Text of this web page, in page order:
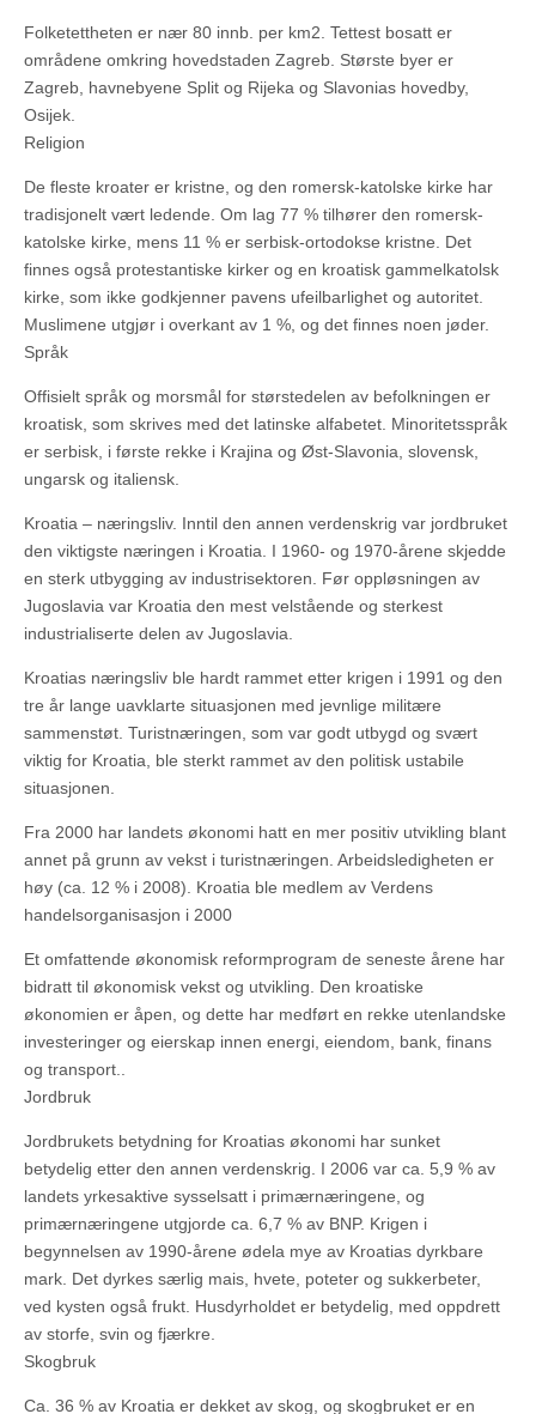
Folketettheten er nær 80 innb. per km2. Tettest bosatt er
områdene omkring hovedstaden Zagreb. Største byer er
Zagreb, havnebyene Split og Rijeka og Slavonias hovedby,
Osijek.
Religion
De fleste kroater er kristne, og den romersk-katolske kirke har
tradisjonelt vært ledende. Om lag 77 % tilhører den romersk-
katolske kirke, mens 11 % er serbisk-ortodokse kristne. Det
finnes også protestantiske kirker og en kroatisk gammelkatolsk
kirke, som ikke godkjenner pavens ufeilbarlighet og autoritet.
Muslimene utgjør i overkant av 1 %, og det finnes noen jøder.
Språk
Offisielt språk og morsmål for størstedelen av befolkningen er
kroatisk, som skrives med det latinske alfabetet. Minoritetsspråk
er serbisk, i første rekke i Krajina og Øst-Slavonia, slovensk,
ungarsk og italiensk.
Kroatia – næringsliv. Inntil den annen verdenskrig var jordbruket
den viktigste næringen i Kroatia. I 1960- og 1970-årene skjedde
en sterk utbygging av industrisektoren. Før oppløsningen av
Jugoslavia var Kroatia den mest velstående og sterkest
industrialiserte delen av Jugoslavia.
Kroatias næringsliv ble hardt rammet etter krigen i 1991 og den
tre år lange uavklarte situasjonen med jevnlige militære
sammenstøt. Turistnæringen, som var godt utbygd og svært
viktig for Kroatia, ble sterkt rammet av den politisk ustabile
situasjonen.
Fra 2000 har landets økonomi hatt en mer positiv utvikling blant
annet på grunn av vekst i turistnæringen. Arbeidsledigheten er
høy (ca. 12 % i 2008). Kroatia ble medlem av Verdens
handelsorganisasjon i 2000
Et omfattende økonomisk reformprogram de seneste årene har
bidratt til økonomisk vekst og utvikling. Den kroatiske
økonomien er åpen, og dette har medført en rekke utenlandske
investeringer og eierskap innen energi, eiendom, bank, finans
og transport..
Jordbruk
Jordbrukets betydning for Kroatias økonomi har sunket
betydelig etter den annen verdenskrig. I 2006 var ca. 5,9 % av
landets yrkesaktive sysselsatt i primærnæringene, og
primærnæringene utgjorde ca. 6,7 % av BNP. Krigen i
begynnelsen av 1990-årene ødela mye av Kroatias dyrkbare
mark. Det dyrkes særlig mais, hvete, poteter og sukkerbeter,
ved kysten også frukt. Husdyrholdet er betydelig, med oppdrett
av storfe, svin og fjærkre.
Skogbruk
Ca. 36 % av Kroatia er dekket av skog, og skogbruket er en